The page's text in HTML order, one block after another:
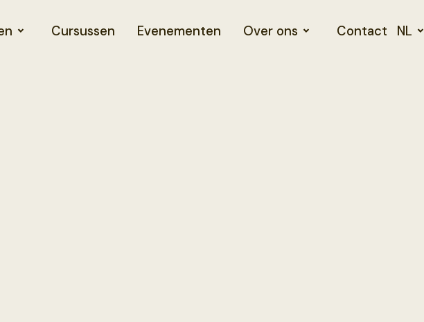
Cursussen Evenementen Over ons Contact NL